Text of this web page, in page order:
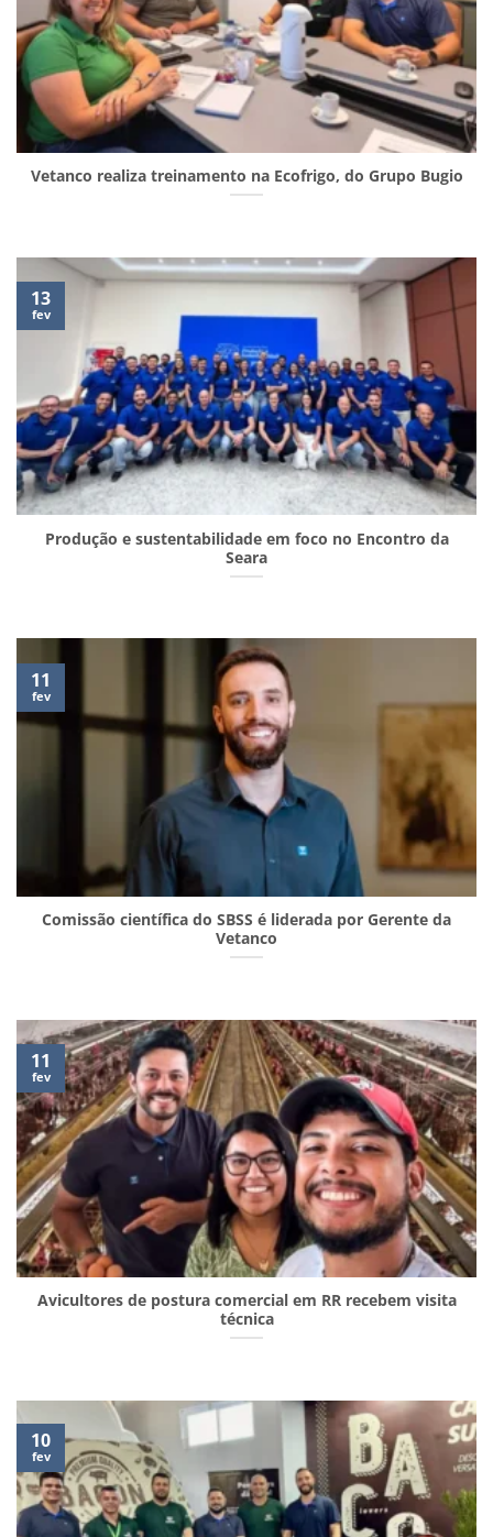
Vetanco realiza treinamento na Ecofrigo, do Grupo Bugio
Produção e sustentabilidade em foco no Encontro da
Seara
13
fev
Comissão científica do SBSS é liderada por Gerente da
Vetanco
11
fev
Avicultores de postura comercial em RR recebem visita
técnica
11
fev
10
fev